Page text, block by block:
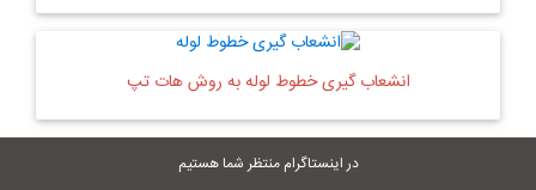
انشعاب گیری خطوط لوله به روش هات تپ
در اینستاگرام منتظر شما هستیم